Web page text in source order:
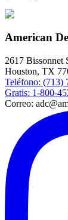
American
2617 Bissonnet
Houston, TX
Teléfono: (713)
Gratis: 1-800-
Correo: